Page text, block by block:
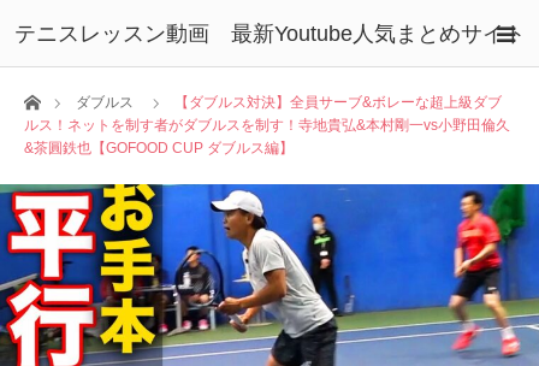
テニスレッスン動画 最新Youtube人気まとめサイト
ホームダブルス
【ダブルス対決】全員サーブ&ボレーな超上級ダブ
ルス！ネットを制す者がダブルスを制す！寺地貴弘&本村剛一vs小野田倫久
&茶圓鉄也【GOFOOD CUP ダブルス編】